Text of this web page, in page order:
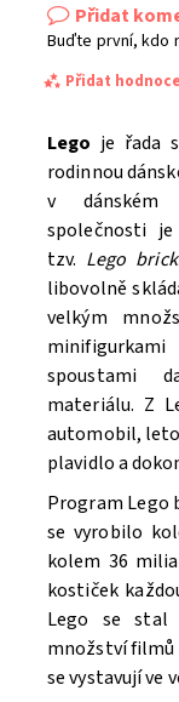
Přidat
Buďte první, kdo
Přidat
Souhlasím
Lego je řada
rodinnou
v dánském
společnosti
tzv. Lego
libovolně
velkým
spoustami
materiálu. Z
automobil,
plavidlo a
Program Lego
se vyrobilo
kolem 36
kostiček
Lego se stal
množství filmů
se vystavují ve